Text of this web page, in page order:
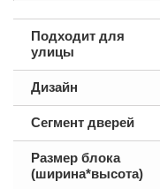
Подходит для
улицы
Дизайн
Сегмент дверей
Размер блока
(ширина*высота)